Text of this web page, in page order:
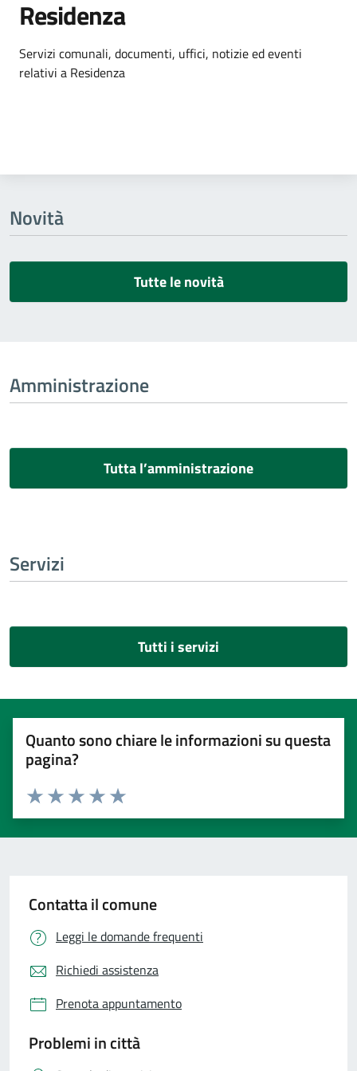
Residenza
Dettagli dell'argomento
Servizi comunali, documenti, uffici, notizie ed eventi
relativi a Residenza
Novità
Tutte le novità
Amministrazione
Tutta l’amministrazione
Servizi
Tutti i servizi
Quanto sono chiare le informazioni su questa
pagina?
Valuta 5 stelle su 5
Valuta 4 stelle su 5
Valuta 3 stelle su 5
Valuta 2 stelle su 5
Valuta 1 stelle su 5
Contatta il comune
Leggi le domande frequenti
Richiedi assistenza
Prenota appuntamento
Problemi in città